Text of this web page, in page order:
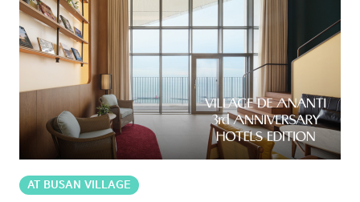
AT BUSAN VILLAGE